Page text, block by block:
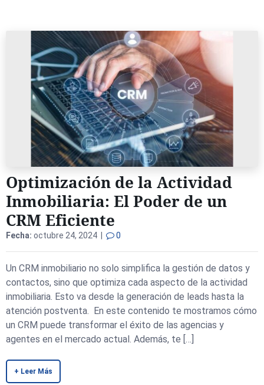
Optimización de la Actividad
Inmobiliaria: El Poder de un
CRM Eficiente
Fecha: octubre 24, 2024 | 0
Un CRM inmobiliario no solo simplifica la gestión de datos y
contactos, sino que optimiza cada aspecto de la actividad
inmobiliaria. Esto va desde la generación de leads hasta la
atención postventa. En este contenido te mostramos cómo
un CRM puede transformar el éxito de las agencias y
agentes en el mercado actual. Además, te […]
+ Leer Más